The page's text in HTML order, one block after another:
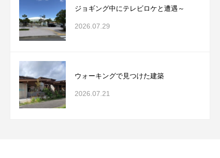
ジョギング中にテレビロケと遭遇～
2026.07.29
ウォーキングで見つけた建築
2026.07.21